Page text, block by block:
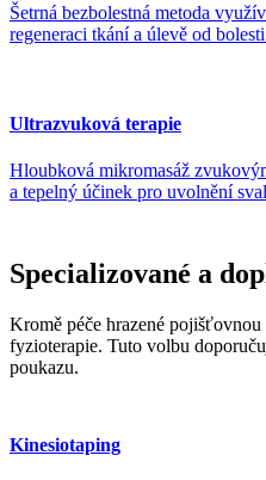
Šetrná bezbolestná metoda
regeneraci tkání a úlevě od
Ultrazvuková terapie
Hloubková mikromasáž
a tepelný účinek pro uvolnění
Specializované a
Kromě péče hrazené
fyzioterapie. Tuto volbu
poukazu.
Kinesiotaping